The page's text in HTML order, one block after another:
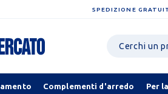
SPEDIZIONE
Complementi d'arredo Per